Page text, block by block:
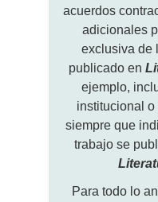
acuerdos
adicionales
exclusiva de
publicado en
ejemplo,
institucional
siempre que
trabajo se
Para todo lo